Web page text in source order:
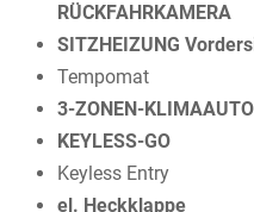
RÜCKFAHRKAMERA
SITZHEIZUNG
Tempomat
3-ZONEN-
KEYLESS-GO
Keyless Entry
el. Heckklappe